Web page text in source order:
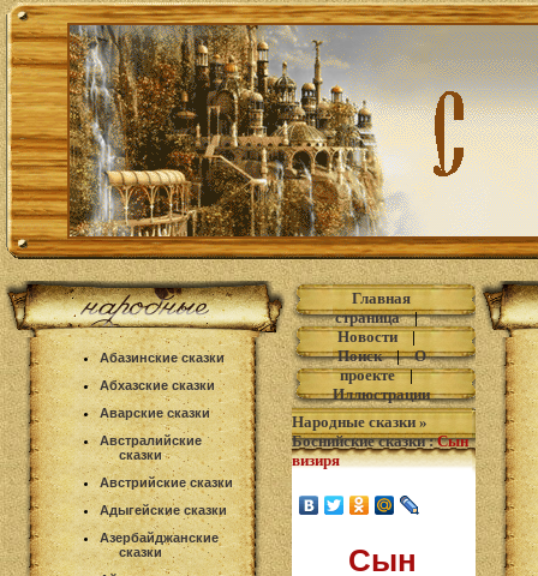
Абазинские сказки
Абхазские сказки
Аварские сказки
Австралийские
сказки
Австрийские сказки
Адыгейские сказки
Азербайджанские
сказки
Главная
страница|
Новости|
Поиск|О
проекте|
Иллюстрации
Народные сказки »
Боснийские сказки: Сын
визиря
Сын